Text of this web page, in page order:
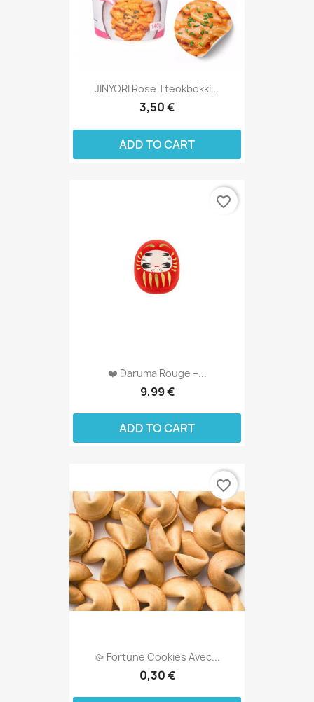
JINYORI Rose Tteokbokki...
3,50 €
ADD TO CART
❤️ Daruma Rouge –...
9,99 €
ADD TO CART
favorite_border
🥠 Fortune Cookies Avec...
0,30 €
favorite_border